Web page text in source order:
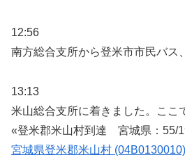
12:56
南方総合支所から登米市市民バス
13:13
米山総合支所に着きました。ここ
«登米郡米山村到達 宮城県：55/
宮城県登米郡米山村